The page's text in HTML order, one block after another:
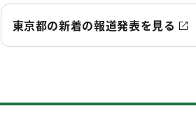
東京都の新着の報道発表を見る